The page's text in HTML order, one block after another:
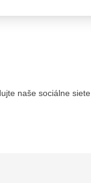
naše sociálne siete